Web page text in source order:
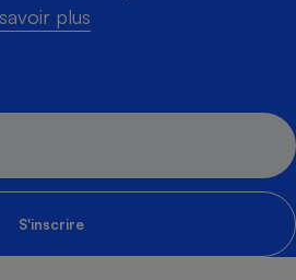
plus
S'inscrire